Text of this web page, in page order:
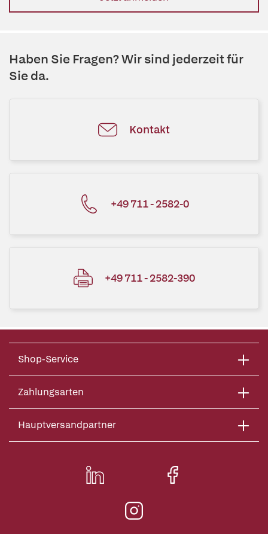
Haben Sie Fragen? Wir sind jederzeit für
Sie da.
Kontakt
+49 711 - 2582-0
+49 711 - 2582-390
Shop-Service
Zahlungsarten
Hauptversandpartner